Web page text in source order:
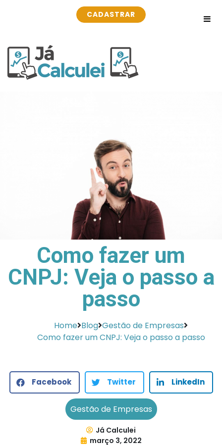
CADASTRAR
Como fazer um
CNPJ: Veja o passo a
passo
Home Blog Gestão de Empresas
Como fazer um CNPJ: Veja o passo a passo
Facebook Twitter LinkedIn
Gestão de Empresas
Já Calculei
março 3, 2022